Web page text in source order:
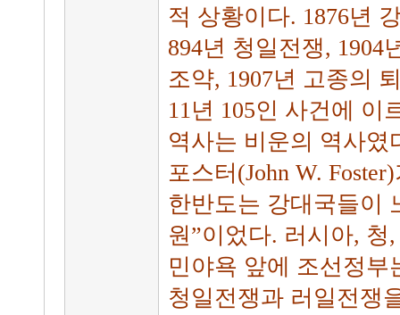
적 상황이다. 1876년
894년 청일전쟁, 1904
조약, 1907년 고종의
11년 105인 사건에 이
역사는 비운의 역사였
포스터(John W.
한반도는 강대국들이
원”이었다. 러시아,
민야욕 앞에 조선정
청일전쟁과 러일전쟁